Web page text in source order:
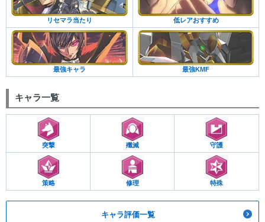
リセマラ当たり 低レアおすすめ
最強キャラ 最強KMF
キャラ一覧
突撃 殲滅 守護
策略 修理 特殊
キャラ評価一覧